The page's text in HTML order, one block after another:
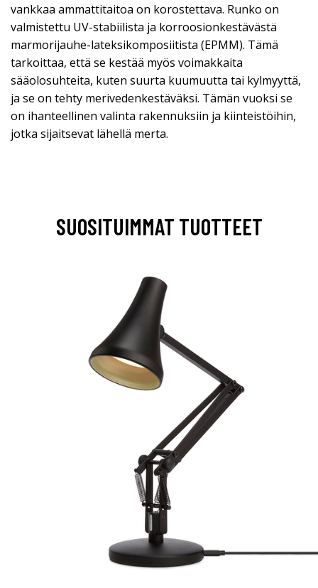
vankkaa ammattitaitoa on korostettava. Runko on
valmistettu UV-stabiilista ja korroosionkestävästä
marmorijauhe-lateksikomposiitista (EPMM). Tämä
tarkoittaa, että se kestää myös voimakkaita
sääolosuhteita, kuten suurta kuumuutta tai kylmyyttä,
ja se on tehty merivedenkestäväksi. Tämän vuoksi se
on ihanteellinen valinta rakennuksiin ja kiinteistöihin,
jotka sijaitsevat lähellä merta.
SUOSITUIMMAT TUOTTEET